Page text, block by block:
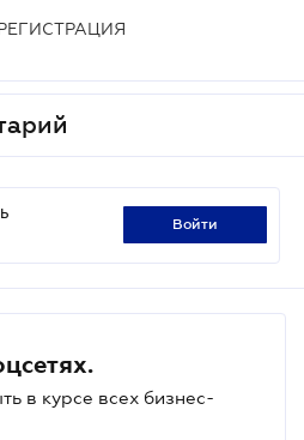
войти
в курсе всех бизнес-